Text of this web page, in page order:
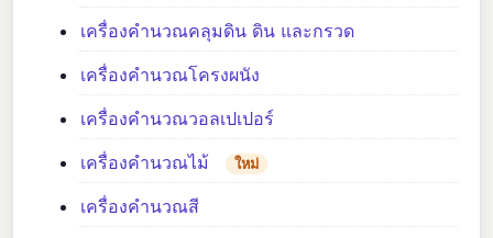
เครื่องคำนวณคลุมดิน ดิน และกรวด
เครื่องคำนวณโครงผนัง
เครื่องคำนวณวอลเปเปอร์
เครื่องคำนวณไม้
ใหม่
เครื่องคำนวณสี